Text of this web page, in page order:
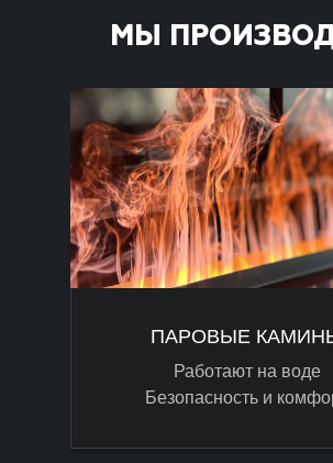
ПАРОВЫЕ
Работают на воде
Безопасность и
МЫ